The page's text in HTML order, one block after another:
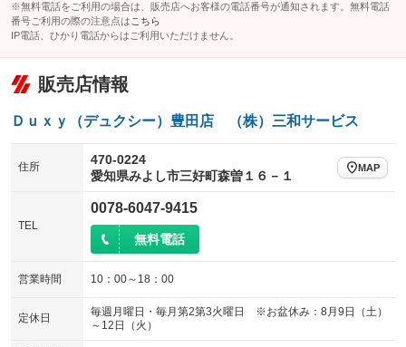
※無料電話をご利用の場合は、販売店へお客様の電話番号が通知されます。無料電話
番号ご利用の際の注意点は こちら
IP電話、ひかり電話からはご利用いただけません。
販売店情報
Ｄｕｘｙ（デュクシー）豊田店 （株）三和サービス
住所
470-0224
愛知県みよし市三好町森曽１６－１
MAP
TEL
0078-6047-9415
無料電話
営業時間 10：00～18：00
定休日
毎週月曜日・毎月第2第3火曜日 ※お盆休み：8月9日（土）
～12日（火）